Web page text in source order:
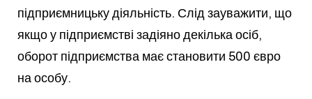
підприємницьку діяльність. Слід зауважити, що
якщо у підприємстві задіяно декілька осіб,
оборот підприємства має становити 500 євро
на особу.